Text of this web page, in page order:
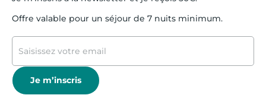
Offre valable pour un séjour de 7 nuits minimum.
Je m’inscris